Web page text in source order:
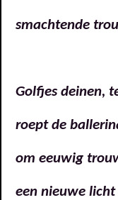
smachtende
Golfjes deinen,
roept de
om eeuwig
een nieuwe